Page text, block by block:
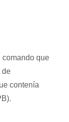
comando que
de
contenía